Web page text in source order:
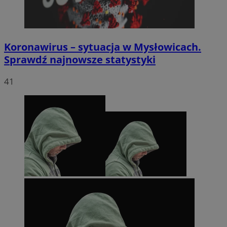
Koronawirus – sytuacja w Mysłowicach.
Sprawdź najnowsze statystyki
41
li_gc
.linkedin.com
suid
Simplifi Holdings
Inc.
.simpli.fi